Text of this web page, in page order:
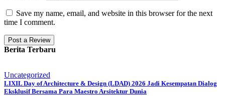
Save my name, email, and website in this browser for the next
time I comment.
Berita Terbaru
Uncategorized
LIXIL Day of Architecture & Design (LDAD) 2026 Jadi Kesempatan Dialog
Eksklusif Bersama Para Maestro Arsitektur Dunia